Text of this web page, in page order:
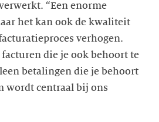
“Een enorme
het kan ook de kwaliteit
verhogen.
die je ook behoort te
betalingen die je behoort
wordt centraal bij ons